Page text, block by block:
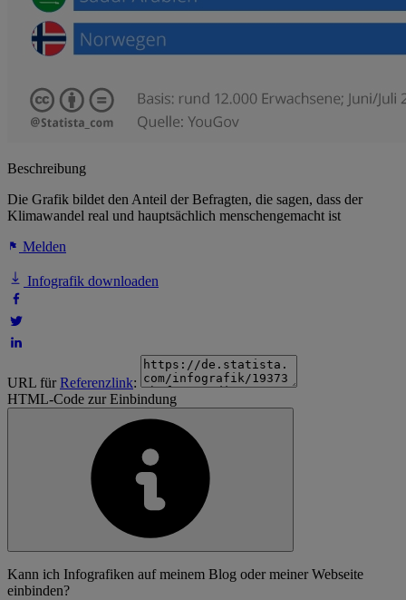
Beschreibung
Die Grafik bildet den Anteil der Befragten, die sagen, dass der
Klimawandel real und hauptsächlich menschengemacht ist
Melden
Infografik downloaden
URL fürReferenzlink:
HTML-Code zur Einbindung
Kann ich Infografiken auf meinem Blog oder meiner Webseite
einbinden?